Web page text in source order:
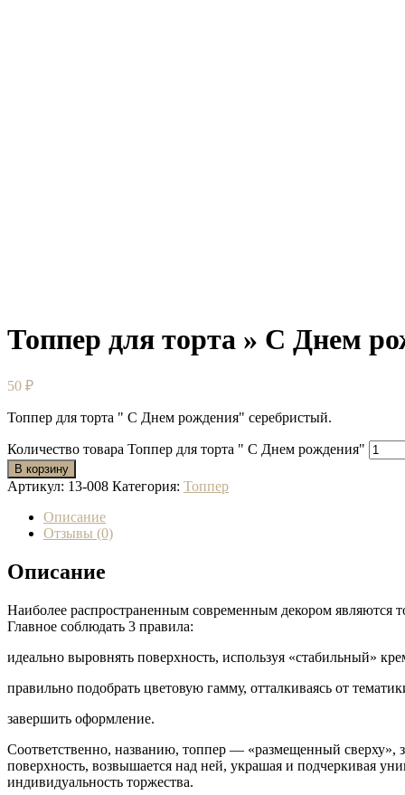
Топпер для торта » С Днем
50 ₽
Топпер для торта " С Днем рождения" серебристый.
Количество товара Топпер для торта " С Днем рождения"
В корзину
Артикул: 13-008 Категория: Топпер
Описание
Отзывы (0)
Описание
Наиболее распространенным современным декором являются
Главное соблюдать 3 правила:
идеально выровнять поверхность, используя «стабильный»
правильно подобрать цветовую гамму, отталкиваясь от
завершить оформление.
Соответственно, названию, топпер — «размещенный сверху»,
поверхность, возвышается над ней, украшая и подчеркивая
индивидуальность торжества.